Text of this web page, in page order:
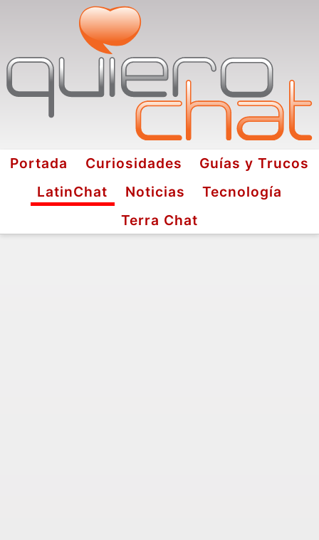
Portada Curiosidades
Guías y Trucos
LatinChat
Noticias
Tecnología
Terra Chat